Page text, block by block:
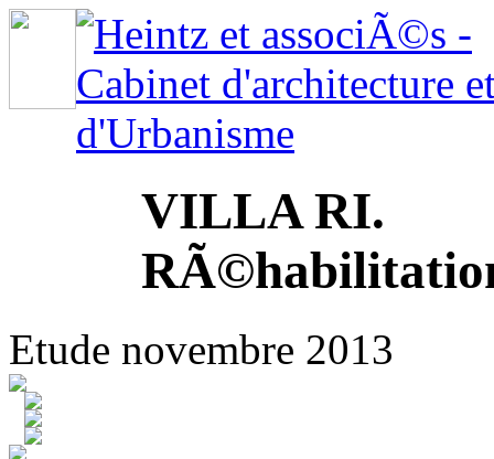
VILLA RI.
Etude novembre 2013